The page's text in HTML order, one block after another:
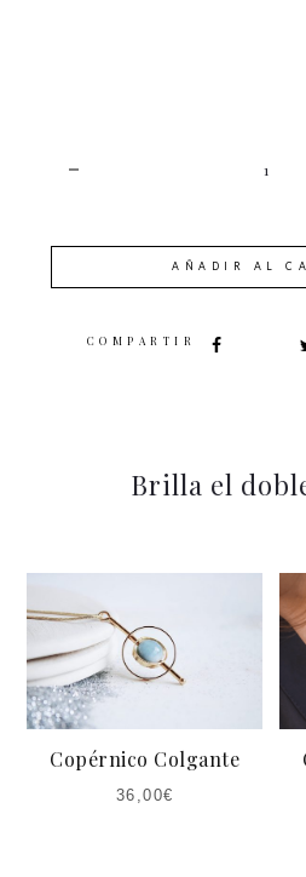
AÑADIR AL
SHARE
Brilla el
Copérnico Colgante
36,00€